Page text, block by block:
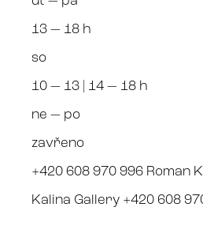
13 — 18 h
so
10 — 13 | 14 — 18 h
ne — po
zavřeno
+420 608 970 996 Roman
Kalina Gallery +420 608